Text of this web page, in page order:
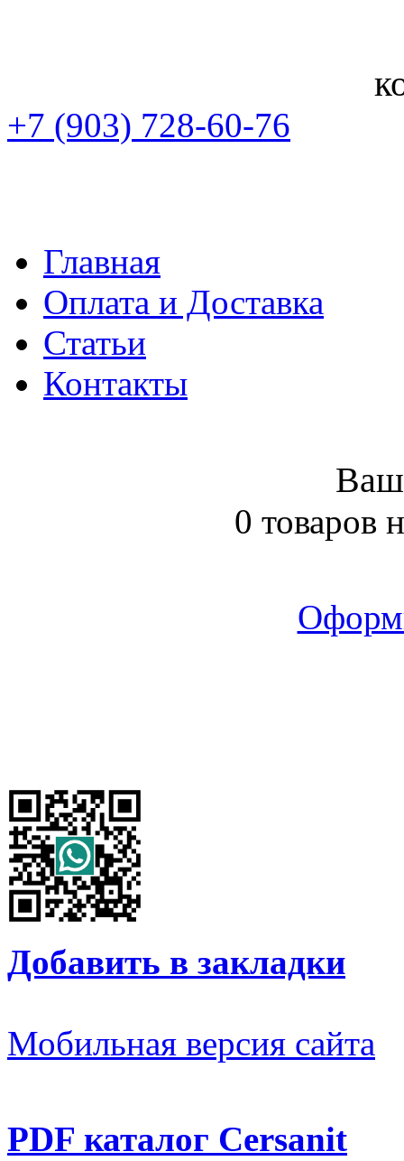
+7 (903) 728-60-76
Главная
Оплата и Доставка
Статьи
Контакты
0 товаров
Добавить в закладки
Мобильная версия сайта
PDF каталог Cersanit